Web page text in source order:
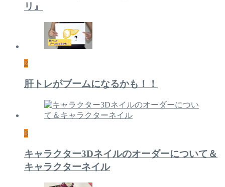
リ』
2
肝トレがブームになるかも！！
3
キャラクター3Dネイルのオーダーについて＆
キャラクターネイル